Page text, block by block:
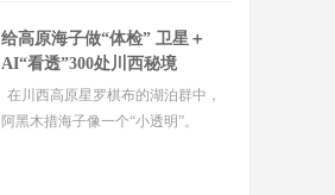
给高原海子做“体检” 卫星＋
AI“看透”300处川西秘境
在川西高原星罗棋布的湖泊群中，
阿黑木措海子像一个“小透明”。